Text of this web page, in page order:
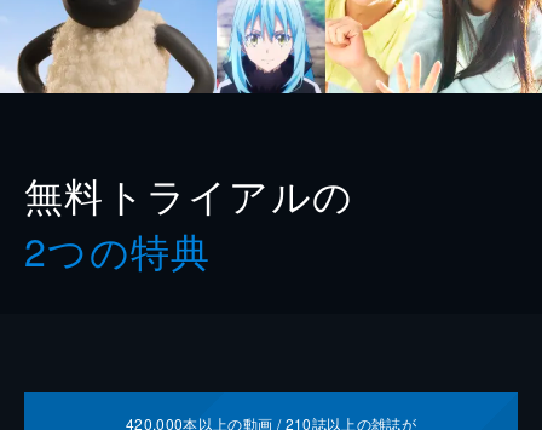
無料トライアルの
2つの特典
420,000本以上の動画 /210誌以上の雑誌が